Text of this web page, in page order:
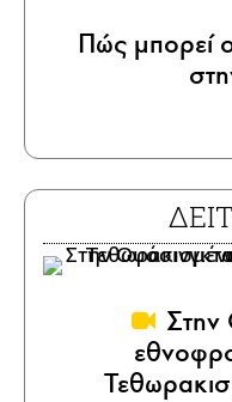
Πώς μπορεί
Στην